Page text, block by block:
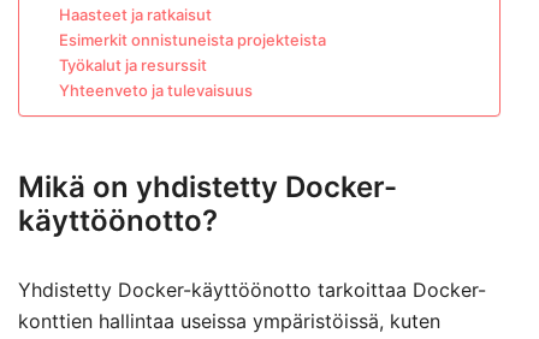
Haasteet ja ratkaisut
Esimerkit onnistuneista projekteista
Työkalut ja resurssit
Yhteenveto ja tulevaisuus
Mikä on yhdistetty Docker-
käyttöönotto?
Yhdistetty Docker-käyttöönotto tarkoittaa Docker-
konttien hallintaa useissa ympäristöissä, kuten